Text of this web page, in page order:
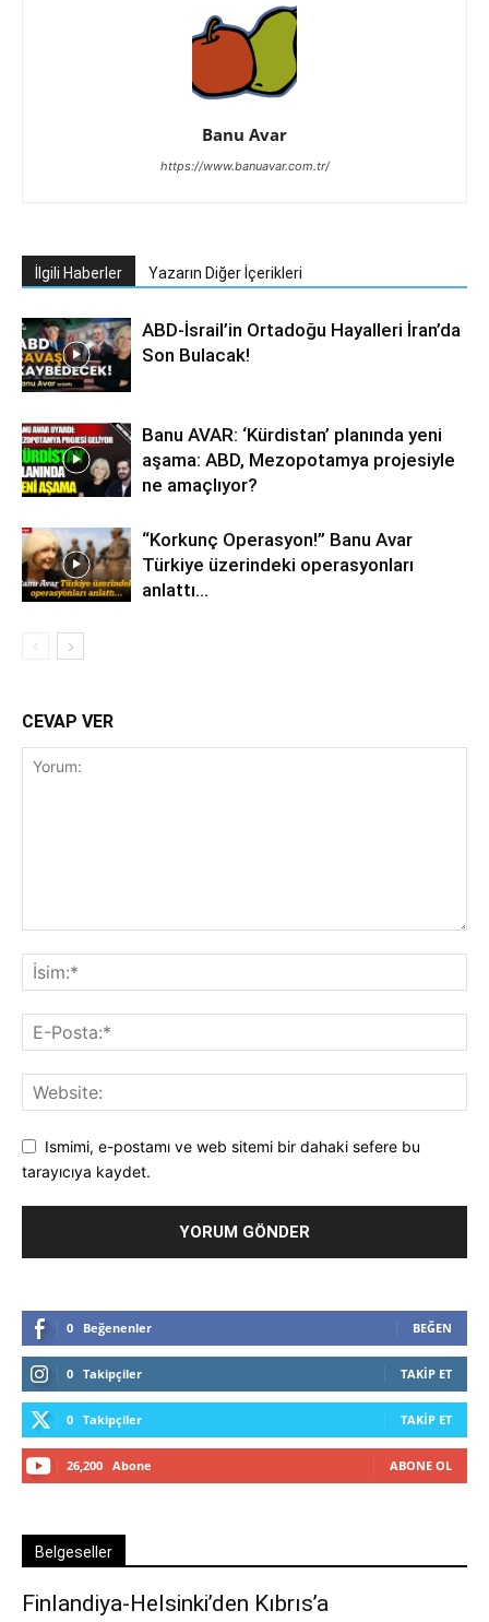
Banu Avar
https://www.banuavar.com.tr/
İlgili Haberler Yazarın Diğer İçerikleri
ABD-İsrail’in Ortadoğu Hayalleri İran’da
Son Bulacak!
Banu AVAR: ‘Kürdistan’ planında yeni
aşama: ABD, Mezopotamya projesiyle
ne amaçlıyor?
“Korkunç Operasyon!” Banu Avar
Türkiye üzerindeki operasyonları
anlattı…
CEVAP VER
Ismimi, e-postamı ve web sitemi bir dahaki sefere bu
tarayıcıya kaydet.
0 Beğenenler BEĞEN
0 Takipçiler TAKIP ET
0 Takipçiler TAKIP ET
26,200 Abone ABONE OL
Belgeseller
Finlandiya-Helsinki’den Kıbrıs’a